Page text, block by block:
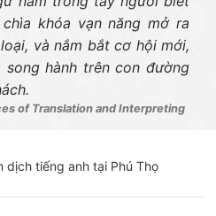
khóa vạn năng mở ra
và nắm bắt cơ hội mới,
hành trên con đường
of Translation and Interpreting
dịch tiếng anh tại Phú Thọ